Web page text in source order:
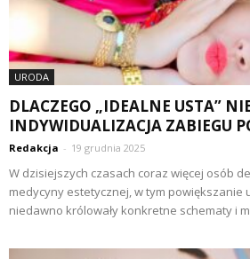
URODA
DLACZEGO „IDEALNE USTA”
INDYWIDUALIZACJA ZABIEGU
Redakcja - 19 grudnia 2025
W dzisiejszych czasach coraz więcej osób
medycyny estetycznej, w tym powiększanie
niedawno królowały konkretne schematy i